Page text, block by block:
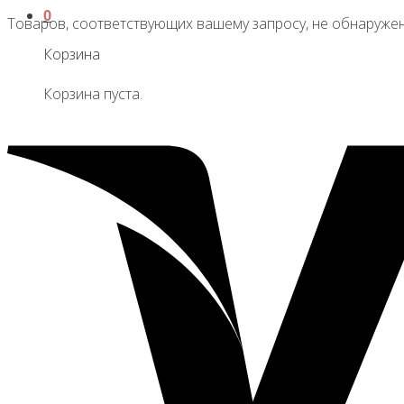
0
Корзина
Корзина пуста.
Товаров, соответствующих вашему запросу, не